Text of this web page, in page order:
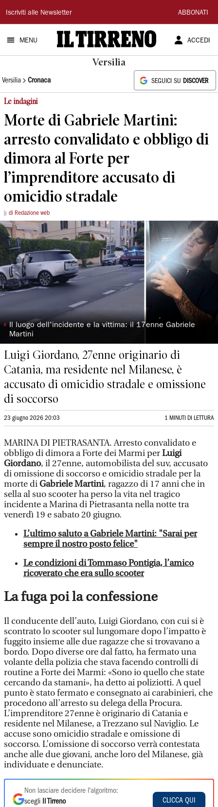
Il
Tirreno
Iscriviti alle Newsletter ABBONATI
MENU ACCEDI
Versilia
Versilia Cronaca SEGUICI SU DISCOVER
Le indagini
Morte di Gabriele Martini:
arresto convalidato e obbligo di
dimora al Forte per
l’imprenditore accusato di
omicidio stradale
di Redazione web
◗ Il luogo dell'incidente e la vittima: il 17enne Gabriele
Martini
Luigi Giordano, 27enne originario di
Catania, ma residente nel Milanese, è
accusato di omicidio stradale e omissione
di soccorso
23 giugno 2026 20:03 1 MINUTI DI LETTURA
MARINA DI PIETRASANTA. Arresto convalidato e
obbligo di dimora a Forte dei Marmi perLuigi
Giordano, il 27enne, automobilista del suv, accusato
di omissione di soccorso e omicidio stradale per la
morte diGabriele Martini, ragazzo di 17 anni che in
sella al suo scooter ha perso la vita nel tragico
incidente a Marina di Pietrasanta nella notte tra
venerdì 19 e sabato 20 giugno.
L’ultimo saluto a Gabriele Martini: "Sarai per
sempre il nostro posto felice"
Le condizioni di Tommaso Pontigia, l’amico
ricoverato che era sullo scooter
La fuga poi la confessione
Il conducente dell’auto, Luigi Giordano, con cui si è
scontrato lo scooter sul lungomare dopo l’impatto è
fuggito insieme alle due ragazze che si trovavano a
bordo. Dopo diverse ore dal fatto, ha fermato una
volante della polizia che stava facendo controlli di
routine a Forte dei Marmi: «Sono io quello che state
cercando da stamani», ha detto ai poliziotti. A quel
punto è stato fermato e consegnato ai carabinieri, che
procedono all’arresto su delega della Procura.
L’imprenditore 27enne è originario di Catania e
residente nel Milanese, a Trezzano sul Naviglio. Le
accuse sono omicidio stradale e omissione di
soccorso. L’omissione di soccorso verrà contestata
anche alle due giovani, anche loro del Milanese, già
individuate e denunciate.
Non lasciare decidere l'algoritmo:
scegli
Il Tirreno
CLICCA QUI